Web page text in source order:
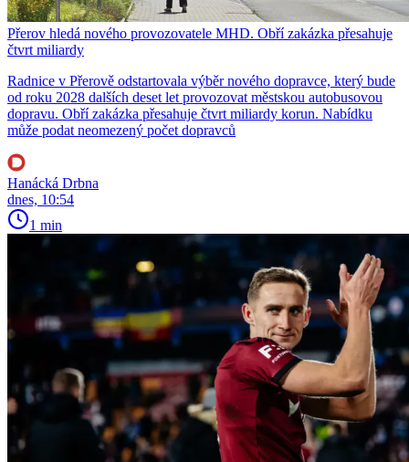
Přerov hledá nového provozovatele MHD. Obří zakázka přesahuje
čtvrt miliardy
Radnice v Přerově odstartovala výběr nového dopravce, který bude
od roku 2028 dalších deset let provozovat městskou autobusovou
dopravu. Obří zakázka přesahuje čtvrt miliardy korun. Nabídku
může podat neomezený počet dopravců
Hanácká Drbna
dnes, 10:54
1 min